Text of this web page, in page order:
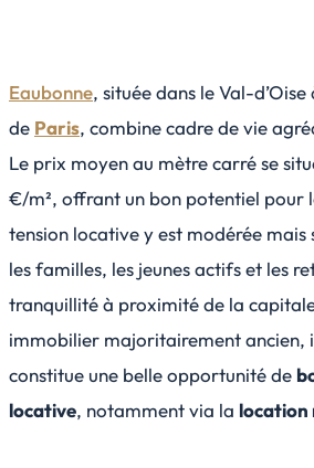
Eaubonne, située dans le Val-d’Oise
de Paris, combine cadre de vie
Le prix moyen au mètre carré se
€/m², offrant un bon potentiel pour
tension locative y est modérée
les familles, les jeunes actifs et les
tranquillité à proximité de la
immobilier majoritairement ancien,
constitue une belle opportunité de
locative, notamment via la location